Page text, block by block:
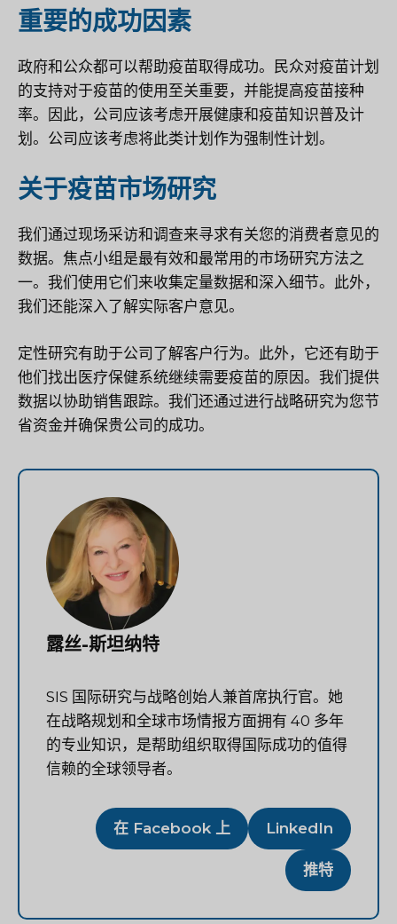
重要的成功因素
政府和公众都可以帮助疫苗取得成功。民众对疫苗计划
的支持对于疫苗的使用至关重要，并能提高疫苗接种
率。因此，公司应该考虑开展健康和疫苗知识普及计
划。公司应该考虑将此类计划作为强制性计划。
关于疫苗市场研究
我们通过现场采访和调查来寻求有关您的消费者意见的
数据。焦点小组是最有效和最常用的市场研究方法之
一。我们使用它们来收集定量数据和深入细节。此外，
我们还能深入了解实际客户意见。
定性研究有助于公司了解客户行为。此外，它还有助于
他们找出医疗保健系统继续需要疫苗的原因。我们提供
数据以协助销售跟踪。我们还通过进行战略研究为您节
省资金并确保贵公司的成功。
露丝-斯坦纳特
SIS 国际研究与战略创始人兼首席执行官。她
在战略规划和全球市场情报方面拥有 40 多年
的专业知识，是帮助组织取得国际成功的值得
信赖的全球领导者。
在 Facebook 上 LinkedIn
推特